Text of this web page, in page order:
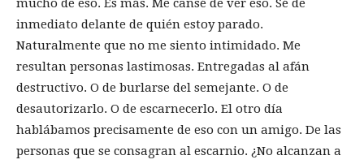
mucho de eso. Es más. Me cansé de ver eso. Sé de
inmediato delante de quién estoy parado.
Naturalmente que no me siento intimidado. Me
resultan personas lastimosas. Entregadas al afán
destructivo. O de burlarse del semejante. O de
desautorizarlo. O de escarnecerlo. El otro día
hablábamos precisamente de eso con un amigo. De las
personas que se consagran al escarnio. ¿No alcanzan a